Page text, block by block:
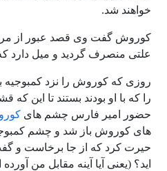
خواهند شد.
کوروش گفت وی قصد عبور از
علتی منصرف گردید و میل دارد
روزی که کوروش را نزد کمبوجیه
را که با او بودند بستند تا این که
حضور امیر فارس چشم های
های کوروش باز شد و چشم
حیرت کرد که از جا برخاست و
اید؟ (یعنی آیا آینه مقابل من